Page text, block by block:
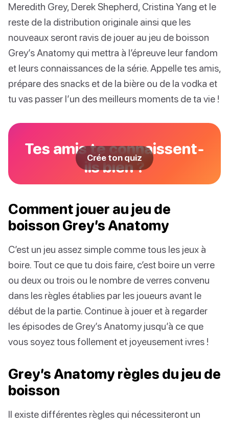
Meredith Grey, Derek Shepherd, Cristina Yang et le
reste de la distribution originale ainsi que les
nouveaux seront ravis de jouer au jeu de boisson
Grey’s Anatomy qui mettra à l’épreuve leur fandom
et leurs connaissances de la série. Appelle tes amis,
prépare des snacks et de la bière ou de la vodka et
tu vas passer l’un des meilleurs moments de ta vie !
Tes amis te connaissent-
ils bien ?
Crée ton quiz
Comment jouer au jeu de
boisson Grey’s Anatomy
C’est un jeu assez simple comme tous les jeux à
boire. Tout ce que tu dois faire, c’est boire un verre
ou deux ou trois ou le nombre de verres convenu
dans les règles établies par les joueurs avant le
début de la partie. Continue à jouer et à regarder
les épisodes de Grey’s Anatomy jusqu’à ce que
vous soyez tous follement et joyeusement ivres !
Grey’s Anatomy règles du jeu de
boisson
Il existe différentes règles qui nécessiteront un